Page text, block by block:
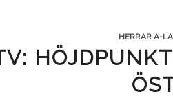
HERRAR A-